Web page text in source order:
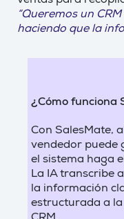
“Queremos un
haciendo que la
¿Cómo funciona
Con SalesMate,
vendedor puede
el sistema haga
La IA transcribe
la información
estructurada a la